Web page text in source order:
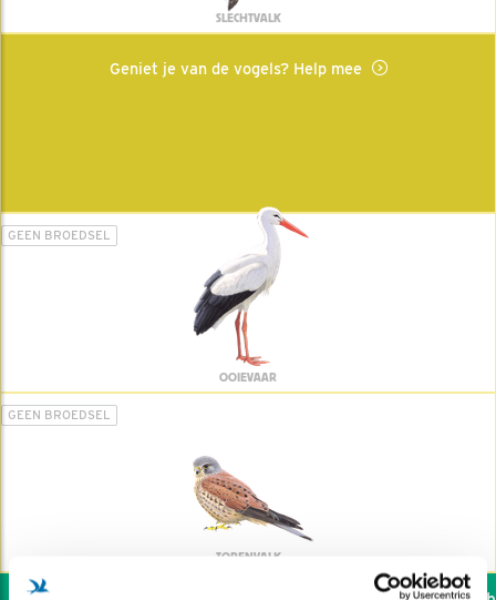
SLECHTVALK
Geniet je van de vogels? Help mee
GEEN BROEDSEL
OOIEVAAR
GEEN BROEDSEL
TORENVALK